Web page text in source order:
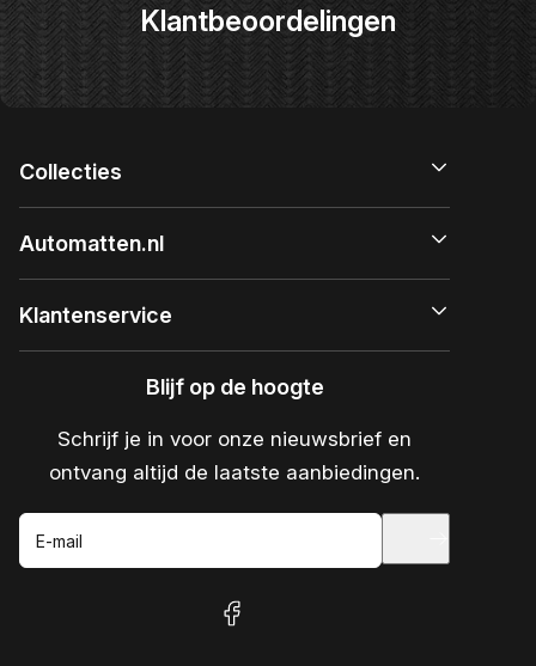
Klantbeoordelingen
Collecties
Automatten.nl
Klantenservice
Blijf op de hoogte
Schrijf je in voor onze nieuwsbrief en
ontvang altijd de laatste aanbiedingen.
E-mail
facebook